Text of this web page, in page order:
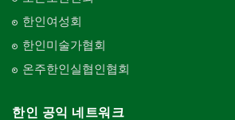
한인여성회
한인미술가협회
온주한인실협인협회
한인 공익 네트워크